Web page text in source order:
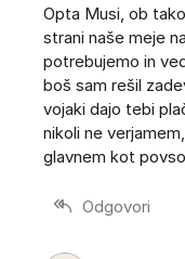
Opta Musi, ob
strani naše meje
potrebujemo in
boš sam rešil
vojaki dajo tebi
nikoli ne
glavnem kot
Odgovori